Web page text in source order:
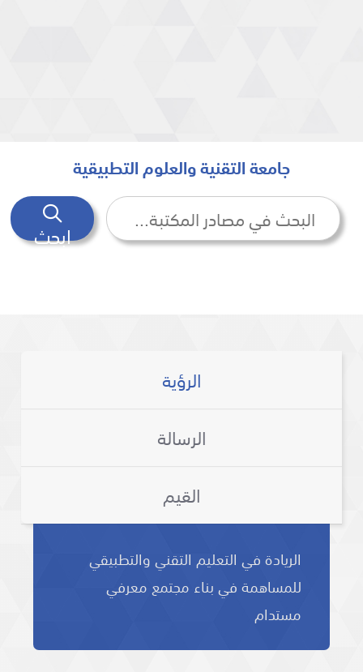
جامعة التقنية والعلوم التطبيقية
ابحث
الرؤية
الرسالة
القيم
الريادة في التعليم التقني والتطبيقي
للمساهمة في بناء مجتمع معرفي
مستدام